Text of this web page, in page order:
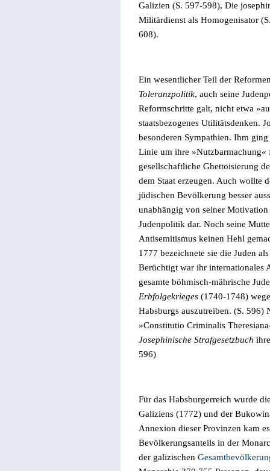
Galizien (S. 597-598), Die
Militärdienst als Homogenisator
608).
Ein wesentlicher Teil der
Toleranzpolitik, auch seine
Reformschritte galt, nicht etwa »
staatsbezogenes Utilitätsdenken.
besonderen Sympathien. Ihm
Linie um ihre »Nutzbarmachung«
gesellschaftliche Ghettoisierung
dem Staat erzeugen. Auch wollte
jüdischen Bevölkerung besser
unabhängig von seiner
Judenpolitik dar. Noch seine
Antisemitismus keinen Hehl
1777 bezeichnete sie die Juden
Berüchtigt war ihr internationales
gesamte böhmisch-mährische
Erbfolgekrieges (1740-1748)
Habsburgs auszutreiben. (S. 596)
»Constitutio Criminalis Theresiana
Josephinische Strafgesetzbuch
596)
Für das Habsburgerreich wurde
Galiziens (1772) und der
Annexion dieser Provinzen kam
Bevölkerungsanteils in der
der galizischen